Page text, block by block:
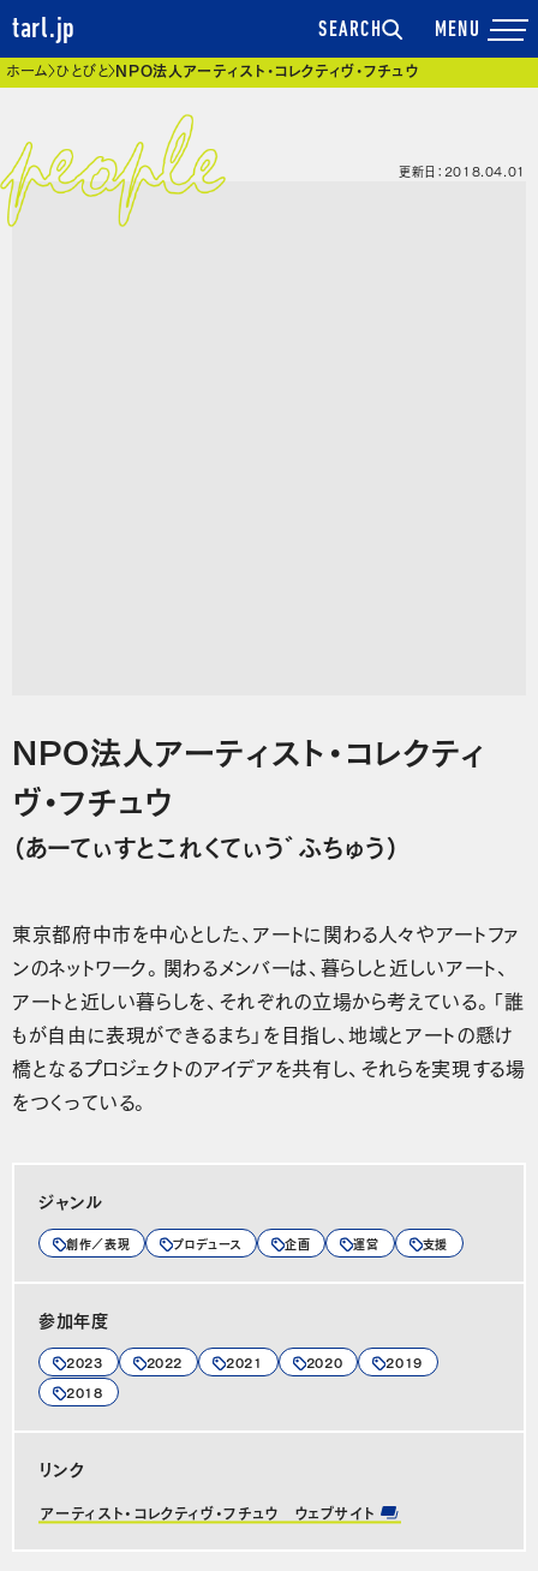
tarl.jp SEARCH
現在位置
ホーム ひとびと NPO法人アーティスト・コレクティヴ・フチュウ
NPO法人アーティスト・コレクティ
ヴ・フチュウ
（あーてぃすとこれくてぃう゛ふちゅう）
更新日：2018.04.01
東京都府中市を中心とした、アートに関わる人々やアートファ
ンのネットワーク。関わるメンバーは、暮らしと近しいアート、
アートと近しい暮らしを、それぞれの立場から考えている。「誰
もが自由に表現ができるまち」を目指し、地域とアートの懸け
橋となるプロジェクトのアイデアを共有し、それらを実現する場
をつくっている。
ジャンル
創作／表現 プロデュース 企画 運営 支援
参加年度
2023 2022 2021 2020
2019
2018
リンク
アーティスト・コレクティヴ・フチュウ ウェブサイト